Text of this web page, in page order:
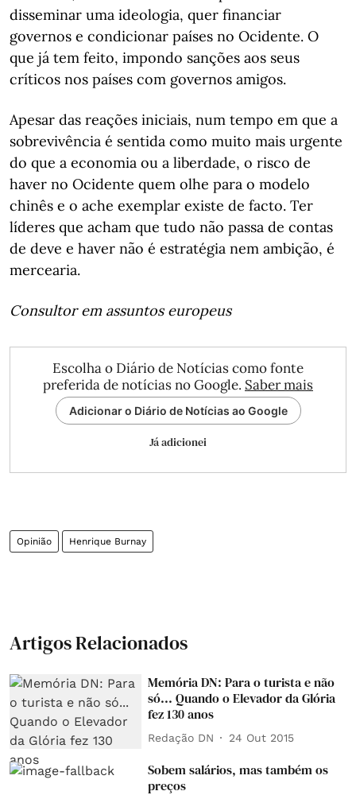
disseminar uma ideologia, quer financiar
governos e condicionar países no Ocidente. O
que já tem feito, impondo sanções aos seus
críticos nos países com governos amigos.
Apesar das reações iniciais, num tempo em que a
sobrevivência é sentida como muito mais urgente
do que a economia ou a liberdade, o risco de
haver no Ocidente quem olhe para o modelo
chinês e o ache exemplar existe de facto. Ter
líderes que acham que tudo não passa de contas
de deve e haver não é estratégia nem ambição, é
mercearia.
Consultor em assuntos europeus
Escolha o Diário de Notícias como fonte
preferida de notícias no Google. Saber mais
Adicionar o Diário de Notícias ao Google
Já adicionei
Opinião Henrique Burnay
Artigos Relacionados
Memória DN: Para o turista e não
só... Quando o Elevador da Glória
fez 130 anos
Redação DN 24 Out 2015
Sobem salários, mas também os
preços